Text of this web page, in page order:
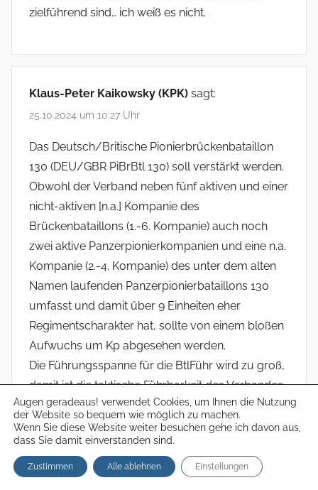
zielführend sind… ich weiß es nicht.
Klaus-Peter Kaikowsky (KPK) sagt:
25.10.2024 um 10:27 Uhr
Das Deutsch/Britische Pionierbrückenbataillon
130 (DEU/GBR PiBrBtl 130) soll verstärkt werden.
Obwohl der Verband neben fünf aktiven und einer
nicht-aktiven [n.a.] Kompanie des
Brückenbataillons (1.-6. Kompanie) auch noch
zwei aktive Panzerpionierkompanien und eine n.a.
Kompanie (2.-4. Kompanie) des unter dem alten
Namen laufenden Panzerpionierbataillons 130
umfasst und damit über 9 Einheiten eher
Regimentscharakter hat, sollte von einem bloßen
Aufwuchs um Kp abgesehen werden.
Die Führungsspanne für die BtlFühr wird zu groß,
damit ist die taktische Führbarkeit des Verbandes
beeinträchtigt, und, die Flexibilität des
Truppenführers eines Korps wird nicht erhöht. Es
muss also ein zweites Btl aufgestellt werden.
Dies wird signifikant deutlich an den drei
Augen geradeaus! verwendet Cookies, um Ihnen die Nutzung
der Website so bequem wie möglich zu machen.
Wenn Sie diese Website weiter besuchen gehe ich davon aus,
dass Sie damit einverstanden sind.
Zustimmen Alle ablehnen Einstellungen